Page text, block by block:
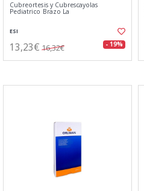
Cubreortesis y Cubrescayolas
Pediatrico Brazo La
ESI
13,23€ 16,32€ - 19%